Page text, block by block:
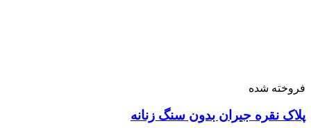
فروخته شده
پلاک نقره جیران بدون سنگ زنانه